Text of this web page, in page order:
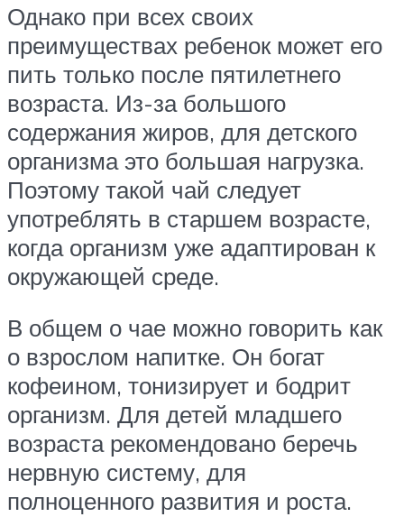
Однако при всех своих
преимуществах ребенок может его
пить только после пятилетнего
возраста. Из-за большого
содержания жиров, для детского
организма это большая нагрузка.
Поэтому такой чай следует
употреблять в старшем возрасте,
когда организм уже адаптирован к
окружающей среде.
В общем о чае можно говорить как
о взрослом напитке. Он богат
кофеином, тонизирует и бодрит
организм. Для детей младшего
возраста рекомендовано беречь
нервную систему, для
полноценного развития и роста.